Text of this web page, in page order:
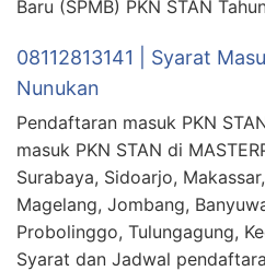
Baru (SPMB) PKN STAN
08112813141 | Syarat
Nunukan
Pendaftaran masuk PKN
masuk PKN STAN di
Surabaya, Sidoarjo,
Magelang, Jombang,
Probolinggo, Tulungagung,
Syarat dan Jadwal